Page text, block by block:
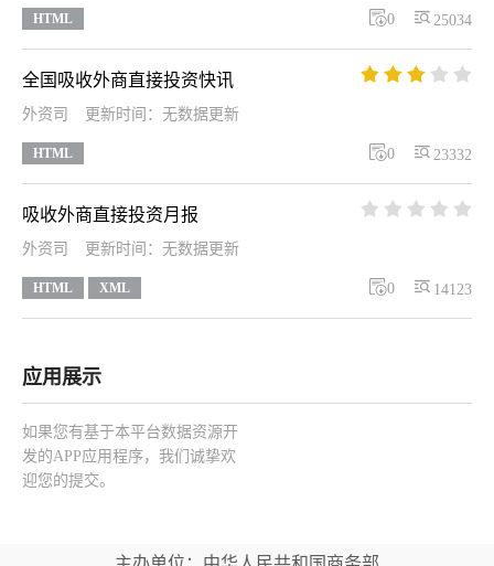
HTML  25034
0
全国吸收外商直接投资快讯     
外资司 更新时间：无数据更新
HTML  23332
0
吸收外商直接投资月报     
外资司 更新时间：无数据更新
HTML XML  14123
0
应用展示
如果您有基于本平台数据资源开
发的APP应用程序，我们诚挚欢
迎您的提交。